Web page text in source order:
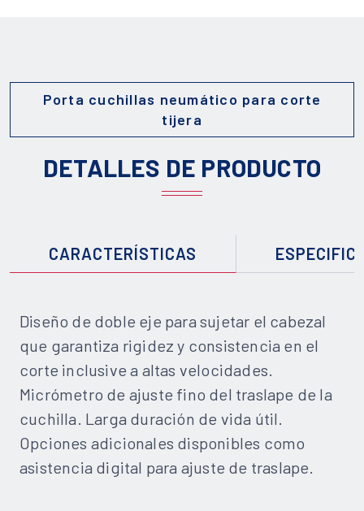
Porta cuchillas neumático para corte
tijera
DETALLES DE PRODUCTO
CARACTERÍSTICAS
Diseño de doble eje para sujetar el cabezal
que garantiza rigidez y consistencia en el
corte inclusive a altas velocidades.
Micrómetro de ajuste fino del traslape de la
cuchilla. Larga duración de vida útil.
Opciones adicionales disponibles como
asistencia digital para ajuste de traslape.